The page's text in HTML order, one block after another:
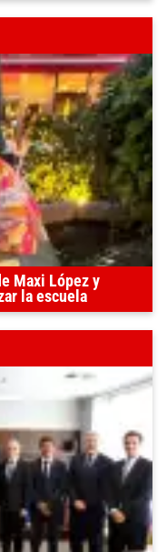
Maxi López y
la escuela